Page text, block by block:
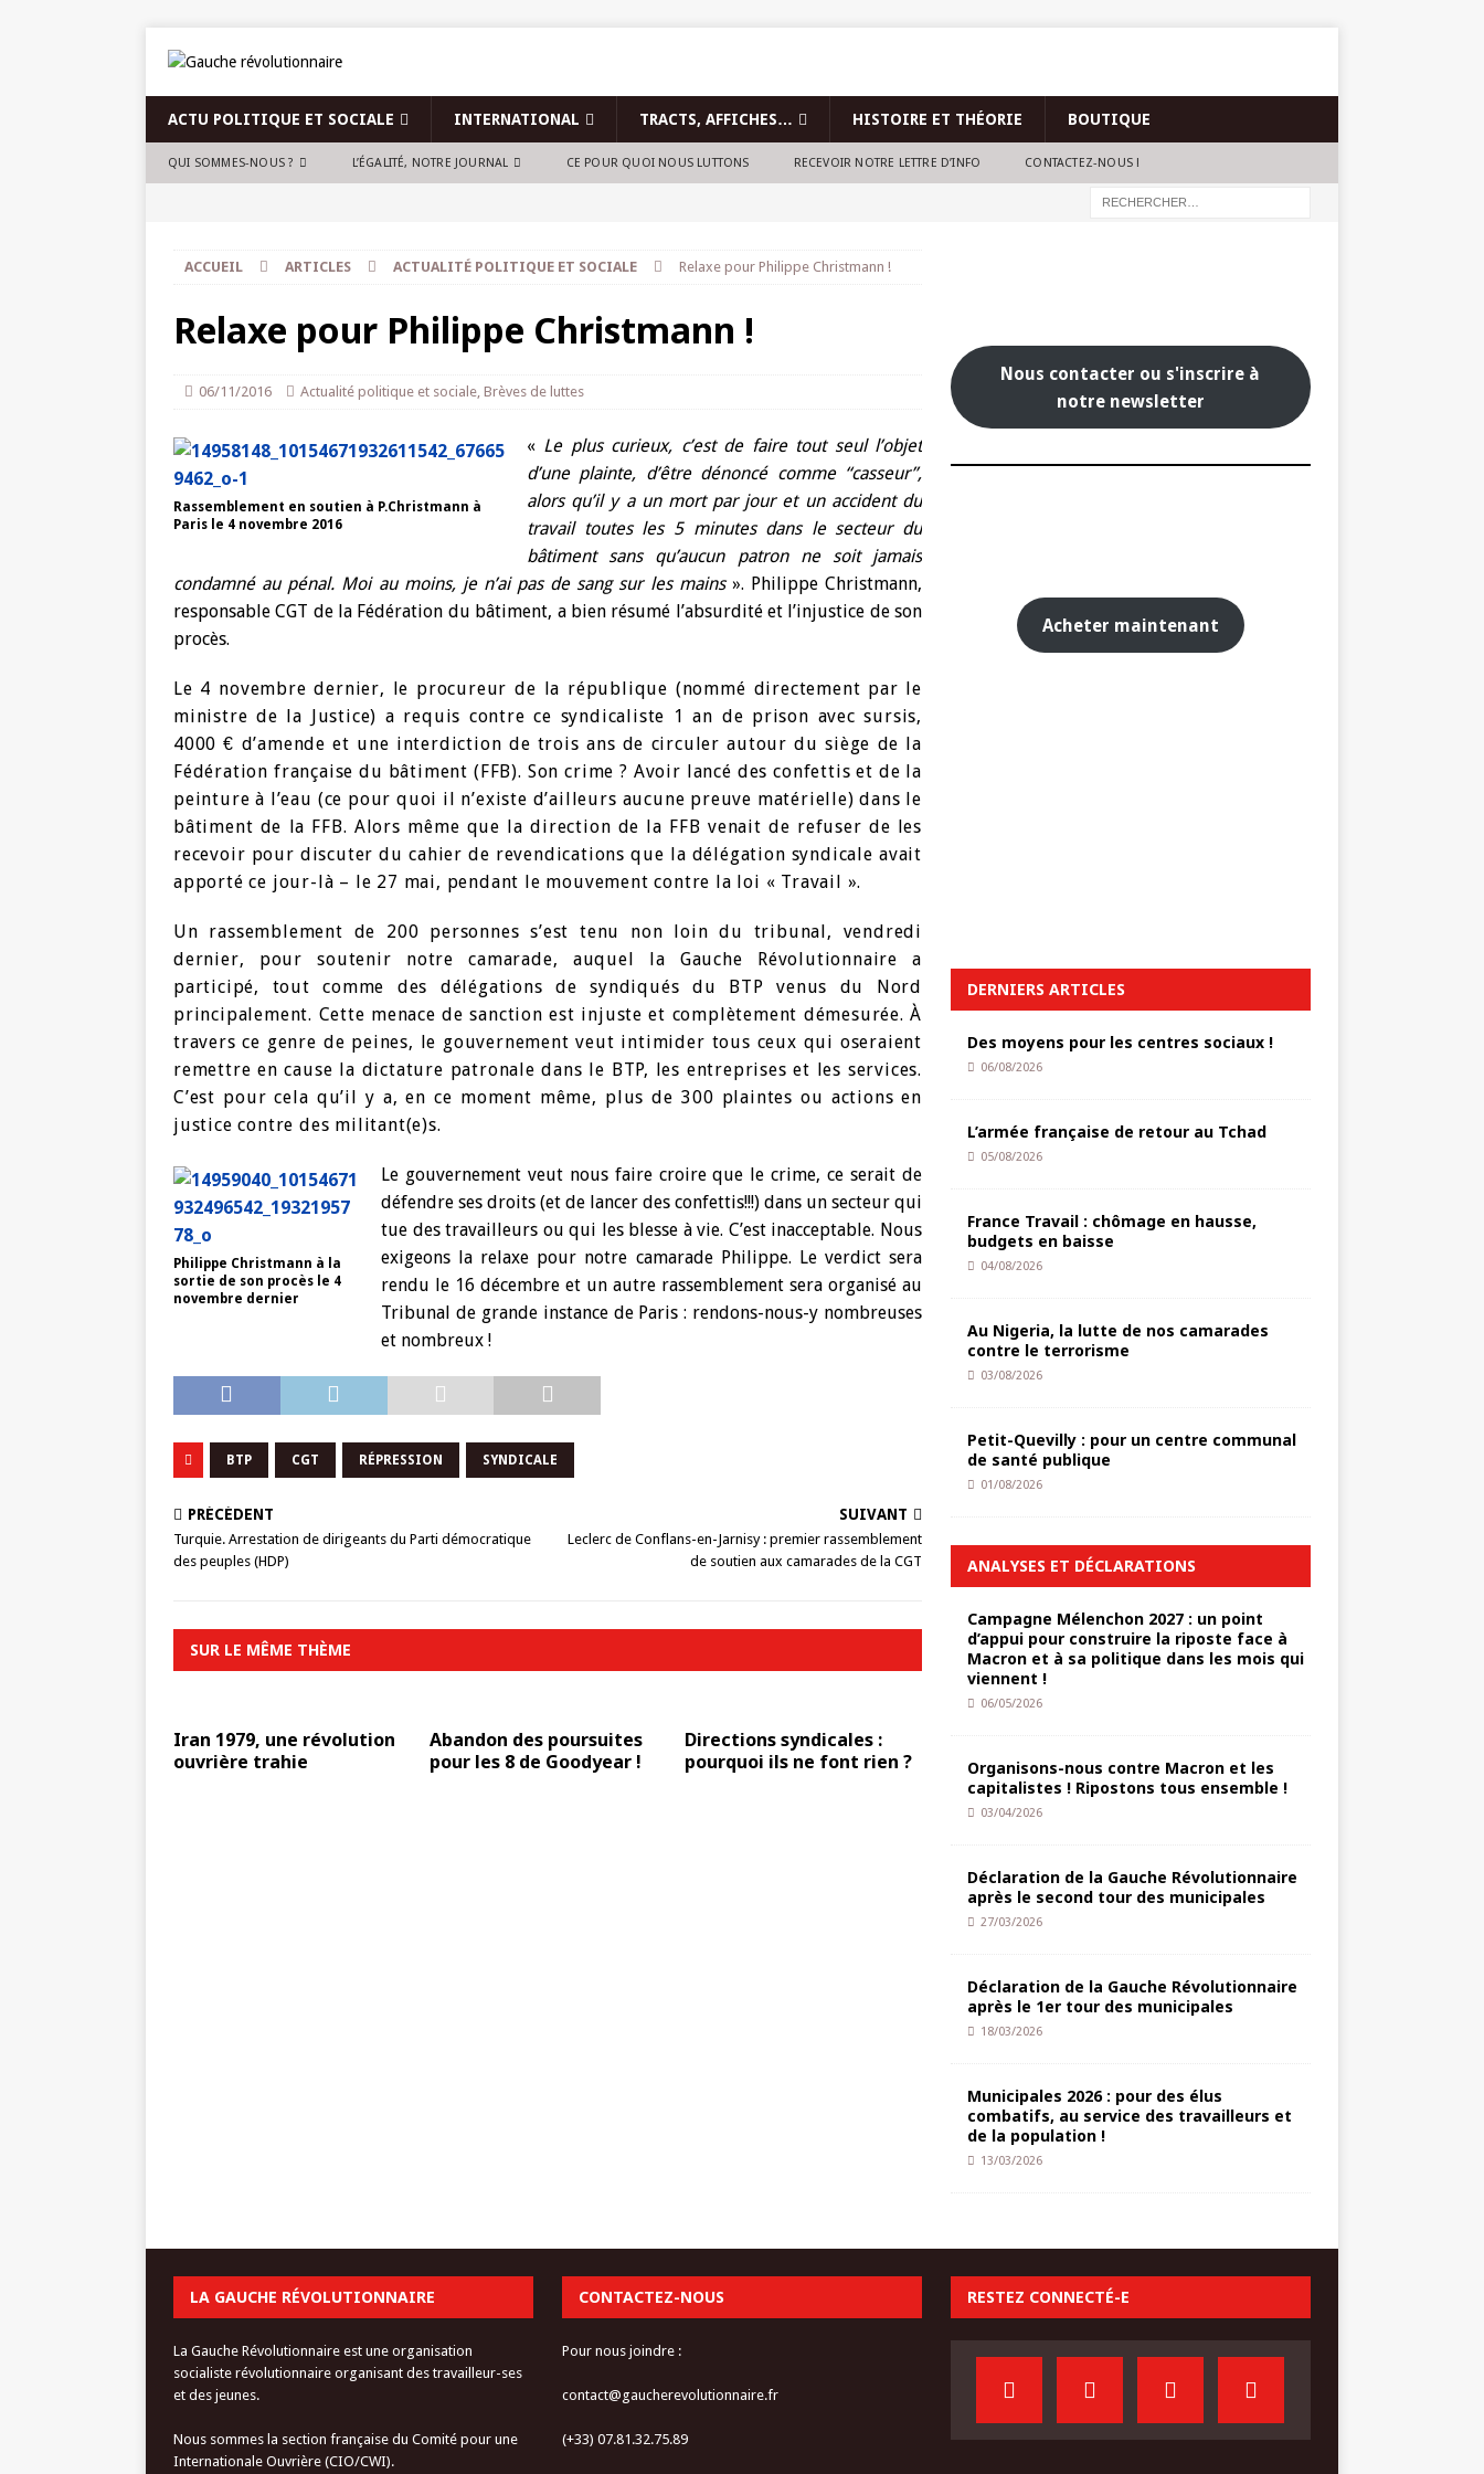
ACTU POLITIQUE ET SOCIALE INTERNATIONAL TRACTS, AFFICHES… HISTOIRE ET THÉORIE BOUTIQUE
QUI SOMMES-NOUS ? L’ÉGALITÉ, NOTRE JOURNAL CE POUR QUOI NOUS LUTTONS RECEVOIR NOTRE LETTRE D’INFO CONTACTEZ-NOUS !
ACCUEIL ARTICLES ACTUALITÉ POLITIQUE ET SOCIALE Relaxe pour Philippe Christmann !
Relaxe pour Philippe Christmann !
06/11/2016 Actualité politique et sociale, Brèves de luttes
Rassemblement en soutien à P.Christmann à
Paris le 4 novembre 2016
« Le plus curieux, c’est de faire tout seul l’objet
d’une plainte, d’être dénoncé comme “casseur”,
alors qu’il y a un mort par jour et un accident du
travail toutes les 5 minutes dans le secteur du
bâtiment sans qu’aucun patron ne soit jamais
condamné au pénal. Moi au moins, je n’ai pas de sang sur les mains». Philippe Christmann,
responsable CGT de la Fédération du bâtiment, a bien résumé l’absurdité et l’injustice de son
procès.
Le 4 novembre dernier, le procureur de la république (nommé directement par le
ministre de la Justice) a requis contre ce syndicaliste 1 an de prison avec sursis,
4000 € d’amende et une interdiction de trois ans de circuler autour du siège de la
Fédération française du bâtiment (FFB). Son crime ? Avoir lancé des confettis et de la
peinture à l’eau (ce pour quoi il n’existe d’ailleurs aucune preuve matérielle) dans le
bâtiment de la FFB. Alors même que la direction de la FFB venait de refuser de les
recevoir pour discuter du cahier de revendications que la délégation syndicale avait
apporté ce jour-là – le 27 mai, pendant le mouvement contre la loi « Travail ».
Un rassemblement de 200 personnes s’est tenu non loin du tribunal, vendredi
dernier, pour soutenir notre camarade, auquel la Gauche Révolutionnaire a
participé, tout comme des délégations de syndiqués du BTP venus du Nord
principalement. Cette menace de sanction est injuste et complètement démesurée. À
travers ce genre de peines, le gouvernement veut intimider tous ceux qui oseraient
remettre en cause la dictature patronale dans le BTP, les entreprises et les services.
C’est pour cela qu’il y a, en ce moment même, plus de 300 plaintes ou actions en
justice contre des militant(e)s.
Philippe Christmann à la
sortie de son procès le 4
novembre dernier
Le gouvernement veut nous faire croire que le crime, ce serait de
défendre ses droits (et de lancer des confettis!!!) dans un secteur qui
tue des travailleurs ou qui les blesse à vie. C’est inacceptable. Nous
exigeons la relaxe pour notre camarade Philippe. Le verdict sera
rendu le 16 décembre et un autre rassemblement sera organisé au
Tribunal de grande instance de Paris : rendons-nous-y nombreuses
et nombreux !
BTP CGT RÉPRESSION SYNDICALE
PRÉCÉDENT
Turquie. Arrestation de dirigeants du Parti démocratique
des peuples (HDP)
SUIVANT
Leclerc de Conflans-en-Jarnisy : premier rassemblement
de soutien aux camarades de la CGT
SUR LE MÊME THÈME
Iran 1979, une révolution
ouvrière trahie
Abandon des poursuites
pour les 8 de Goodyear !
Directions syndicales :
pourquoi ils ne font rien ?
Nous contacter ou s'inscrire à
notre newsletter
Acheter maintenant
DERNIERS ARTICLES
Des moyens pour les centres sociaux !
06/08/2026
L’armée française de retour au Tchad
05/08/2026
France Travail : chômage en hausse,
budgets en baisse
04/08/2026
Au Nigeria, la lutte de nos camarades
contre le terrorisme
03/08/2026
Petit-Quevilly : pour un centre communal
de santé publique
01/08/2026
ANALYSES ET DÉCLARATIONS
Campagne Mélenchon 2027 : un point
d’appui pour construire la riposte face à
Macron et à sa politique dans les mois qui
viennent !
06/05/2026
Organisons-nous contre Macron et les
capitalistes ! Ripostons tous ensemble !
03/04/2026
Déclaration de la Gauche Révolutionnaire
après le second tour des municipales
27/03/2026
Déclaration de la Gauche Révolutionnaire
après le 1er tour des municipales
18/03/2026
Municipales 2026 : pour des élus
combatifs, au service des travailleurs et
de la population !
13/03/2026
LA GAUCHE RÉVOLUTIONNAIRE
La Gauche Révolutionnaire est une organisation
socialiste révolutionnaire organisant des travailleur-ses
et des jeunes.
Nous sommes la section française du Comité pour une
Internationale Ouvrière (CIO/CWI).
CONTACTEZ-NOUS
Pour nous joindre :
contact@gaucherevolutionnaire.fr
(+33) 07.81.32.75.89
RESTEZ CONNECTÉ-E